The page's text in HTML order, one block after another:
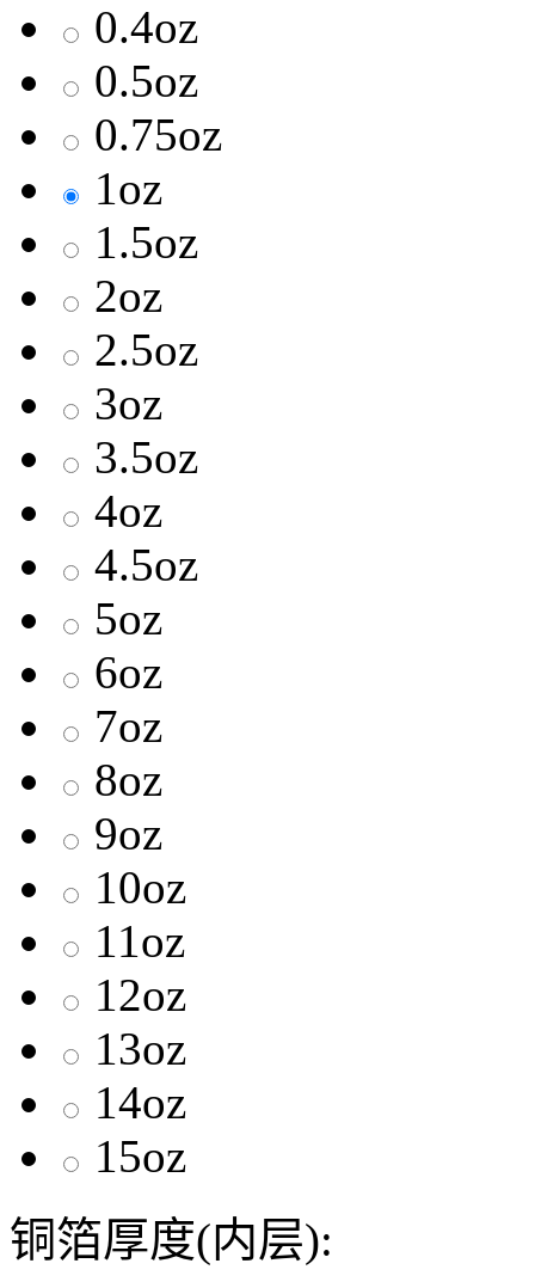
0.4oz
0.5oz
0.75oz
1oz
1.5oz
2oz
2.5oz
3oz
3.5oz
4oz
4.5oz
5oz
6oz
7oz
8oz
9oz
10oz
11oz
12oz
13oz
14oz
15oz
铜箔厚度(内层):